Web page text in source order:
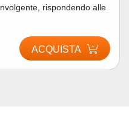
rispondendo alle
ACQUISTA